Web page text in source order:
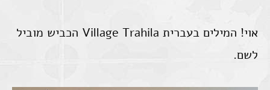
אוי! המילים בעברית Village Trahila הכביש מוביל
לשם.